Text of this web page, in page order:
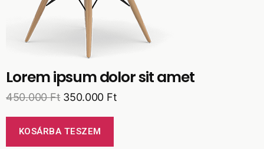
Lorem ipsum dolor sit amet
450.000Ft 350.000 Ft
KOSÁRBA TESZEM